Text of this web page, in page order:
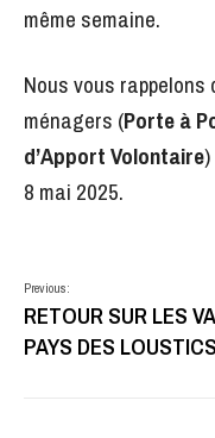
même semaine.
Nous vous
ménagers (Porte à
d’Apport Volontaire
8 mai 2025.
Previous:
RETOUR SUR LES
PAYS DES LOUSTICS